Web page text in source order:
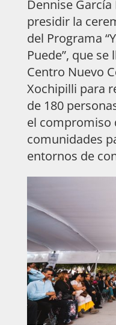
Dennise
presidir la
del Programa
Puede”, que se
Centro Nuevo
Xochipilli para
de 180
el compromiso
comunidades
entornos de